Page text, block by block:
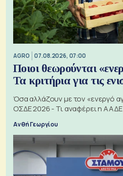
AGRO 07.08.2026, 07:00
Ποιοι θεωρούνται
Τα κριτήρια για τις
Όσα αλλάζουν με τον «ενεργό
ΟΣΔΕ 2026 - Τι αναφέρει η ΑΑΔΕ
Ανθή Γεωργίου